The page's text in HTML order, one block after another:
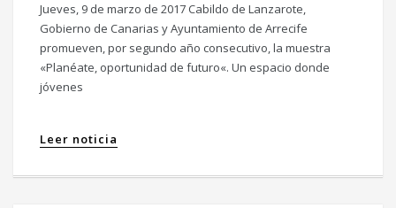
Jueves, 9 de marzo de 2017 Cabildo de Lanzarote,
Gobierno de Canarias y Ayuntamiento de Arrecife
promueven, por segundo año consecutivo, la muestra
«Planéate, oportunidad de futuro«. Un espacio donde
jóvenes
Leer noticia